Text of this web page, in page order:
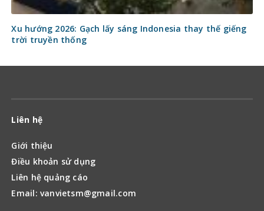
Xu hướng 2026: Gạch lấy sáng Indonesia thay thế giếng
trời truyền thống
Liên hệ
Giới thiệu
Điều khoản sử dụng
Liên hệ quảng cáo
Email: vanvietsm@gmail.com